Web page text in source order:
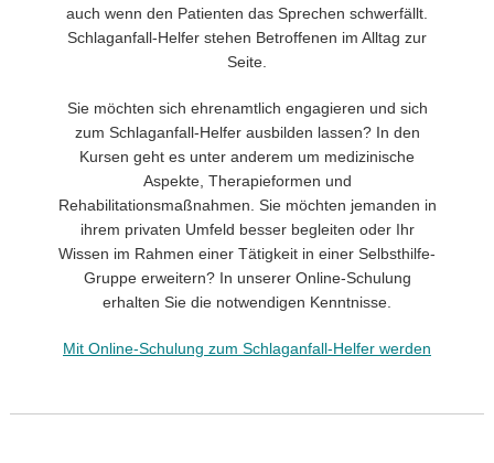
auch wenn den Patienten das Sprechen schwerfällt.
Schlaganfall-Helfer stehen Betroffenen im Alltag zur
Seite.
Sie möchten sich ehrenamtlich engagieren und sich
zum Schlaganfall-Helfer ausbilden lassen? In den
Kursen geht es unter anderem um medizinische
Aspekte, Therapieformen und
Rehabilitationsmaßnahmen. Sie möchten jemanden in
ihrem privaten Umfeld besser begleiten oder Ihr
Wissen im Rahmen einer Tätigkeit in einer Selbsthilfe-
Gruppe erweitern? In unserer Online-Schulung
erhalten Sie die notwendigen Kenntnisse.
Mit Online-Schulung zum Schlaganfall-Helfer werden